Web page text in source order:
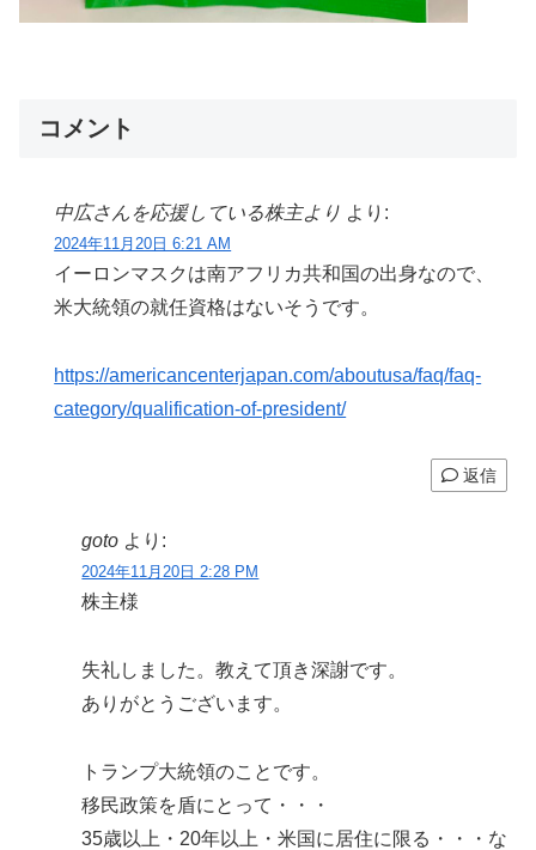
コメント
中広さんを応援している株主より より:
2024年11月20日 6:21 AM
イーロンマスクは南アフリカ共和国の出身なので、
米大統領の就任資格はないそうです。
https://americancenterjapan.com/aboutusa/faq/faq-
category/qualification-of-president/
返信
goto より:
2024年11月20日 2:28 PM
株主様
失礼しました。教えて頂き深謝です。
ありがとうございます。
トランプ大統領のことです。
移民政策を盾にとって・・・
35歳以上・20年以上・米国に居住に限る・・・な